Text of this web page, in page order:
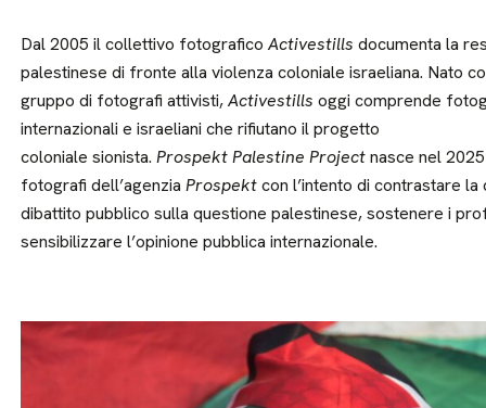
Dal 2005 il collettivo fotograficoActivestills documenta la
palestinese di fronte alla violenza coloniale israeliana. Nato
gruppo di fotografi attivisti,Activestills oggi comprende
internazionali e israeliani che rifiutano il progetto
coloniale sionista. Prospekt Palestine Projectnasce nel
fotografi dell’agenzia Prospektcon l’intento di contrastare
dibattito pubblico sulla questione palestinese, sostenere i
sensibilizzare l’opinione pubblica internazionale.